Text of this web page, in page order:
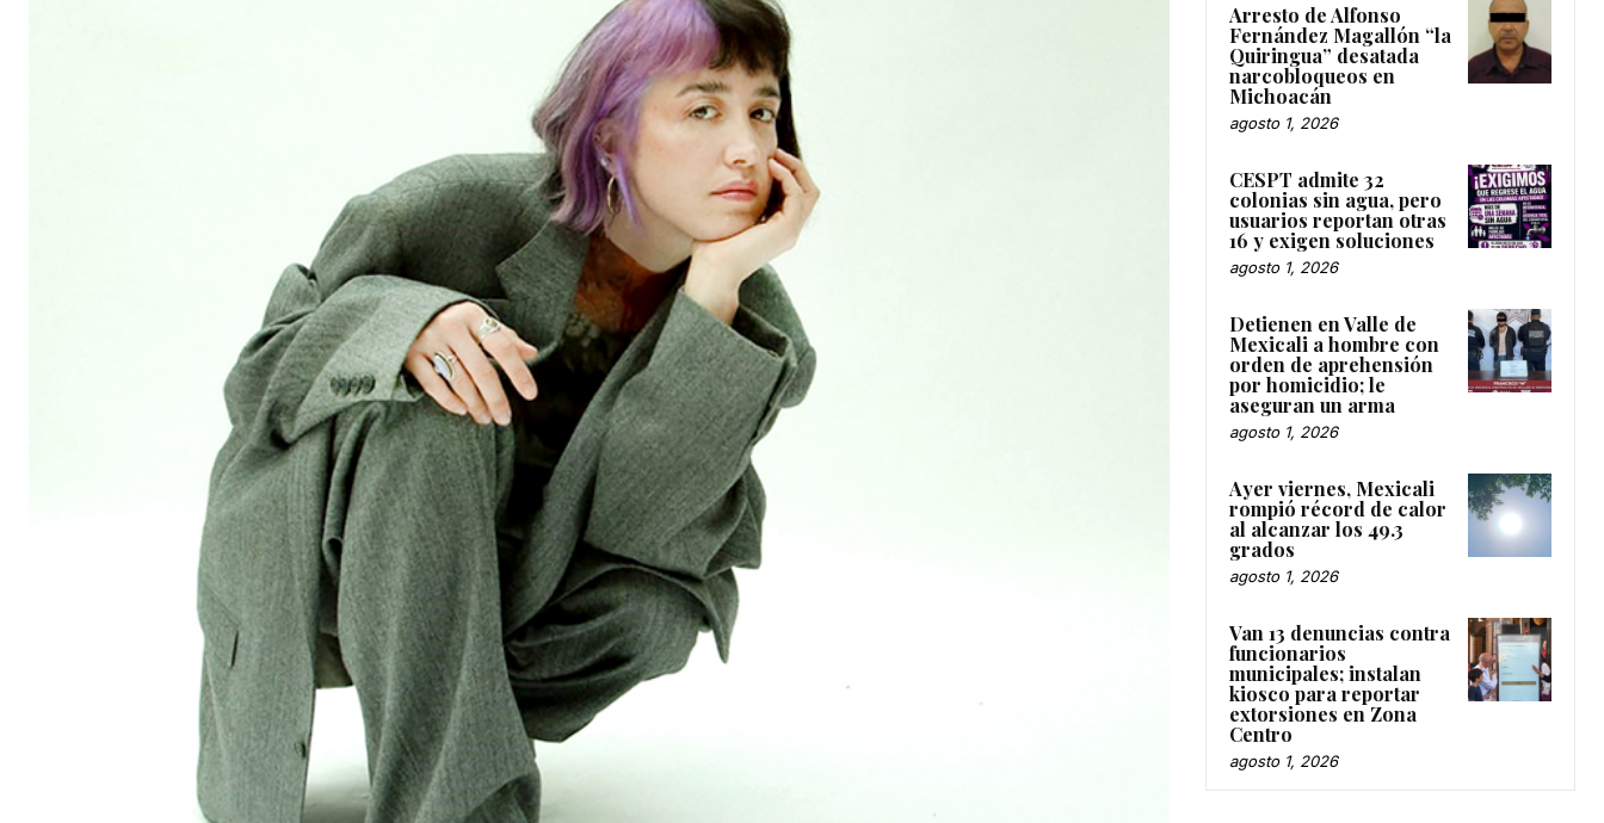
Arresto de Alfonso
Fernández Magallón “la
Quiringua” desatada
narcobloqueos en
Michoacán
agosto 1, 2026
CESPT admite 32
colonias sin agua, pero
usuarios reportan otras
16 y exigen soluciones
agosto 1, 2026
Detienen en Valle de
Mexicali a hombre con
orden de aprehensión
por homicidio; le
aseguran un arma
agosto 1, 2026
Ayer viernes, Mexicali
rompió récord de calor
al alcanzar los 49.3
grados
agosto 1, 2026
Van 13 denuncias contra
funcionarios
municipales; instalan
kiosco para reportar
extorsiones en Zona
Centro
agosto 1, 2026